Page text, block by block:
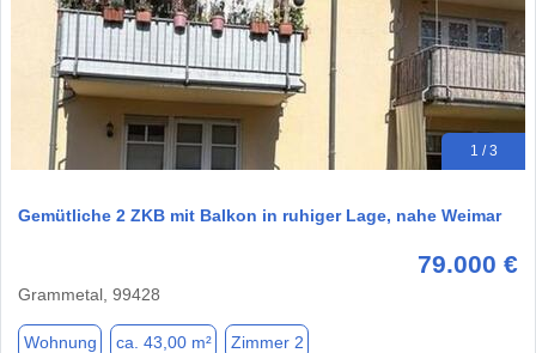
1 / 3
Gemütliche 2 ZKB mit Balkon in ruhiger Lage, nahe Weimar
79.000 €
Grammetal, 99428
Wohnung ca. 43,00 m² Zimmer 2